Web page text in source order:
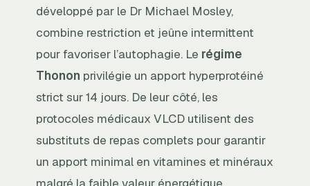
développé par le Dr Michael Mosley,
combine restriction et jeûne intermittent
pour favoriser l’autophagie. Le régime
Thonon privilégie un apport hyperprotéiné
strict sur 14 jours. De leur côté, les
protocoles médicaux VLCD utilisent des
substituts de repas complets pour garantir
un apport minimal en vitamines et minéraux